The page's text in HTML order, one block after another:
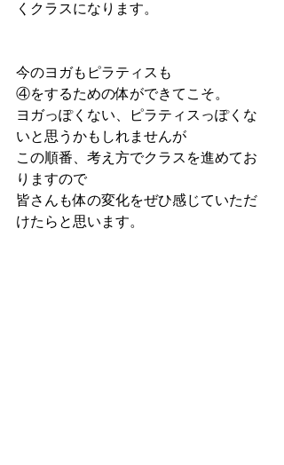
くクラスになります。
今のヨガもピラティスも
④をするための体ができてこそ。
ヨガっぽくない、ピラティスっぽくな
いと思うかもしれませんが
この順番、考え方でクラスを進めてお
りますので
皆さんも体の変化をぜひ感じていただ
けたらと思います。